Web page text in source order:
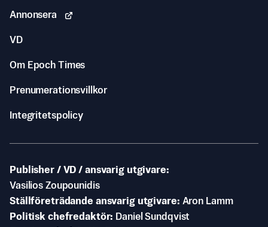
Annonsera
VD
Om Epoch Times
Prenumerationsvillkor
Integritetspolicy
Publisher / VD / ansvarig utgivare
Vasilios Zoupounidis
Ställföreträdande ansvarig utgivare Aron Lamm
Politisk chefredaktör
Daniel Sundqvist